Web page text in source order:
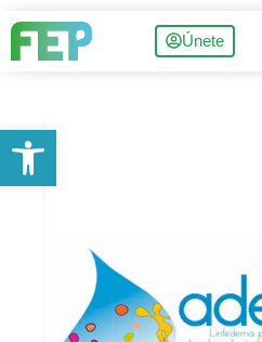
Únete
Abrir barra de herramientas